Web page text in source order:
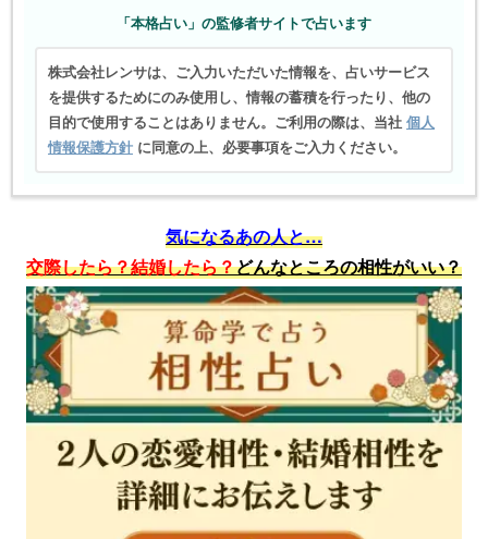
「本格占い」の監修者サイトで占います
株式会社レンサは、ご入力いただいた情報を、占いサービス
を提供するためにのみ使用し、情報の蓄積を行ったり、他の
目的で使用することはありません。ご利用の際は、当社 個人
情報保護方針 に同意の上、必要事項をご入力ください。
気になるあの人と…
交際したら？結婚したら？どんなところの相性がいい？